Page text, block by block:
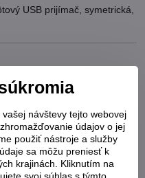
USB prijímač, symetrická,
k produktu
Strážny pes
návštevy tejto webovej
údajov o jej
použiť nástroje a služby
sa môžu preniesť k
krajinách. Kliknutím na